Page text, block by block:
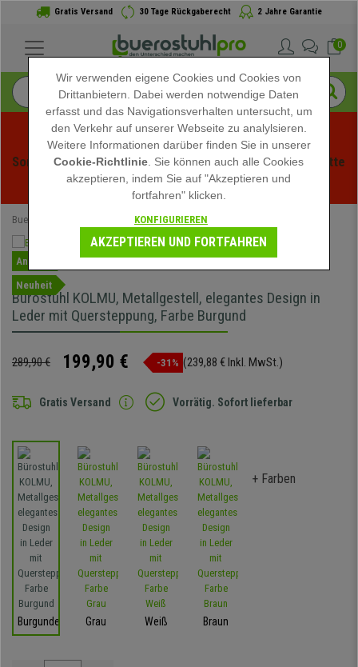
Gratis Versand 30 Tage Rückgaberecht 2 Jahre Garantie
0
Sommerschlussverauf bei buerstuhlpro! Exklusive Rabatte
für kurze Zeit - Aktion ansehen -
Buerostuhlpro Chefsessel
Angebot
Neuheit
Bürostuhl KOLMU, Metallgestell, elegantes Design in
Leder mit Quersteppung, Farbe Burgund
289,90 € 199,90 € -31% (239,88 € Inkl. MwSt.)
Gratis Versand Vorrätig. Sofort lieferbar
Burgunder Grau Weiß Braun
+ Farben
Wir verwenden eigene Cookies und Cookies von
Drittanbietern. Dabei werden notwendige Daten
erfasst und das Navigationsverhalten untersucht, um
den Verkehr auf unserer Webseite zu analylsieren.
Weitere Informationen darüber finden Sie in unserer
Cookie-Richtlinie . Sie können auch alle Cookies
akzeptieren, indem Sie auf "Akzeptieren und
fortfahren" klicken.
KONFIGURIEREN
AKZEPTIEREN UND FORTFAHREN